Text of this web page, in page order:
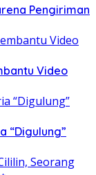
Pengiriman
Video
“Digulung”